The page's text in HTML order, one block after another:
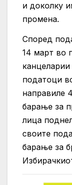
и доколку
промена.
Според
14 март во
податоци
направиле
барање за
лица
своите
барање за